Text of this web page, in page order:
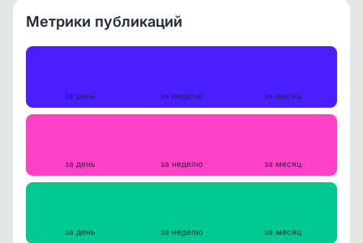
Метрики публикаций
за день за неделю за месяц
за день за неделю за месяц
за день за неделю за месяц